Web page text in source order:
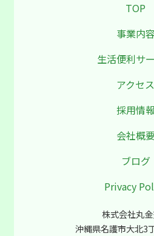
TOP
事業内容
生活便利サ
アクセス
採用情報
会社概
ブログ
Privacy
株式会社丸
沖縄県名護市大北3